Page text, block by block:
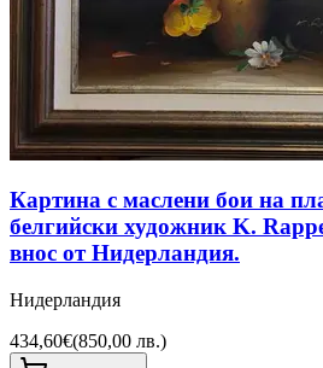
Картина с маслени бои на
белгийски художник K.
внос от Нидерландия.
Нидерландия
434,60€(850,00 лв.)